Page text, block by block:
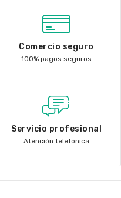
Comercio seguro
100% pagos seguros
Servicio profesional
Atención telefónica